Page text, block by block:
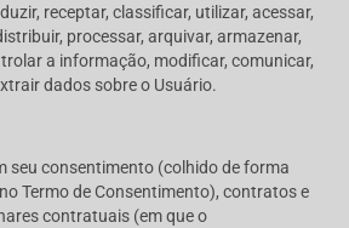
receptar, classificar, utilizar, acessar,
processar, arquivar, armazenar,
a informação, modificar, comunicar,
dados sobre o Usuário.
seu consentimento (colhido de forma
Termo de Consentimento), contratos e
contratuais (em que o